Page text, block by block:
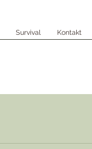
Survival Kontakt